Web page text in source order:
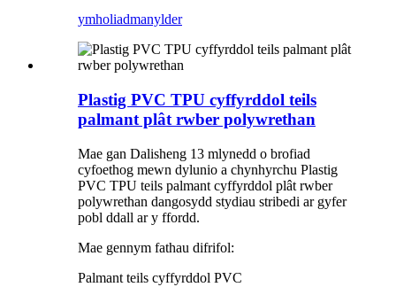
ymholiadmanylder
Plastig PVC TPU cyffyrddol teils
palmant plât rwber polywrethan
Mae gan Dalisheng 13 mlynedd o brofiad
cyfoethog mewn dylunio a chynhyrchu Plastig
PVC TPU teils palmant cyffyrddol plât rwber
polywrethan dangosydd stydiau stribedi ar gyfer
pobl ddall ar y ffordd.
Mae gennym fathau difrifol:
Palmant teils cyffyrddol PVC